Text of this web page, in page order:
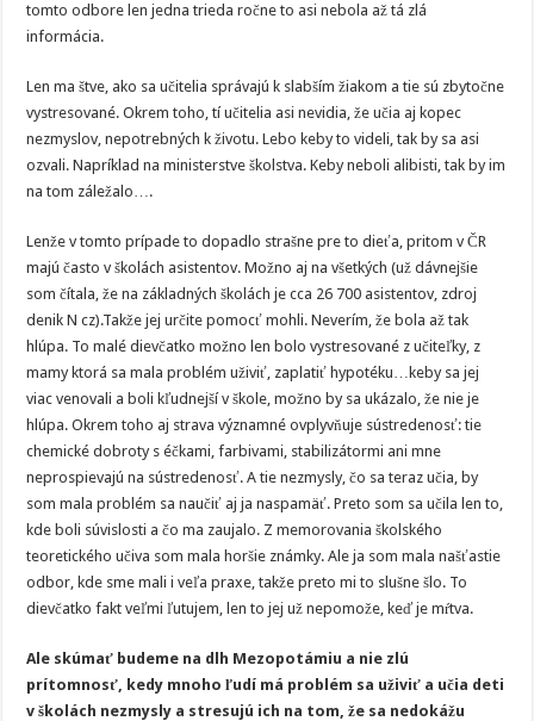
tomto odbore len jedna trieda ročne to asi nebola až tá zlá
informácia.
Len ma štve, ako sa učitelia správajú k slabším žiakom a tie sú zbytočne
vystresované. Okrem toho, tí učitelia asi nevidia, že učia aj kopec
nezmyslov, nepotrebných k životu. Lebo keby to videli, tak by sa asi
ozvali. Napríklad na ministerstve školstva. Keby neboli alibisti, tak by im
na tom záležalo….
Lenže v tomto prípade to dopadlo strašne pre to dieťa, pritom v ČR
majú často v školách asistentov. Možno aj na všetkých (už dávnejšie
som čítala, že na základných školách je cca 26 700 asistentov, zdroj
denik N cz).Takže jej určite pomocť mohli. Neverím, že bola až tak
hlúpa. To malé dievčatko možno len bolo vystresované z učiteľky, z
mamy ktorá sa mala problém uživiť, zaplatiť hypotéku…keby sa jej
viac venovali a boli kľudnejší v škole, možno by sa ukázalo, že nie je
hlúpa. Okrem toho aj strava významné ovplyvňuje sústredenosť: tie
chemické dobroty s éčkami, farbivami, stabilizátormi ani mne
neprospievajú na sústredenosť. A tie nezmysly, čo sa teraz učia, by
som mala problém sa naučiť aj ja naspamäť. Preto som sa učila len to,
kde boli súvislosti a čo ma zaujalo. Z memorovania školského
teoretického učiva som mala horšie známky. Ale ja som mala našťastie
odbor, kde sme mali i veľa praxe, takže preto mi to slušne šlo. To
dievčatko fakt veľmi ľutujem, len to jej už nepomože, keď je mŕtva.
Ale skúmať budeme na dlh Mezopotámiu a nie zlú
prítomnosť, kedy mnoho ľudí má problém sa uživiť a učia deti
v školách nezmysly a stresujú ich na tom, že sa nedokážu